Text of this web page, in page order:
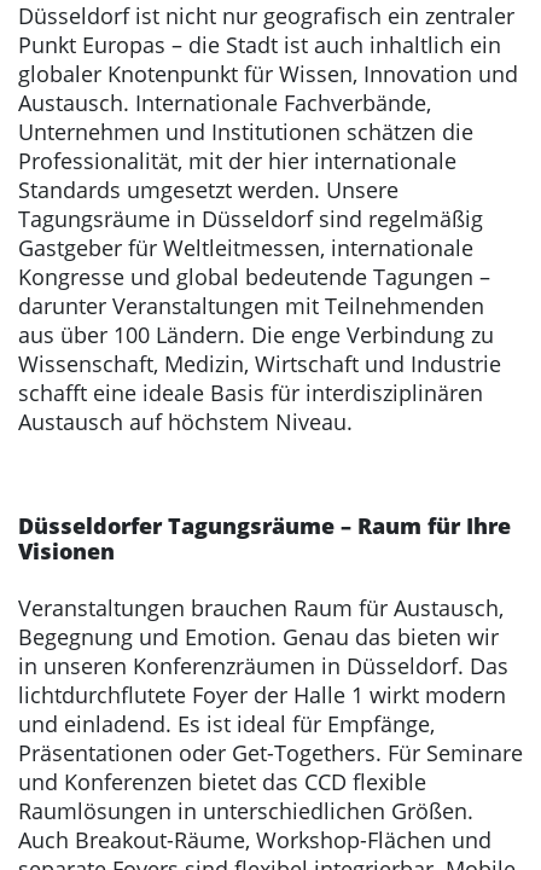
Düsseldorf ist nicht nur geografisch ein zentraler
Punkt Europas – die Stadt ist auch inhaltlich ein
globaler Knotenpunkt für Wissen, Innovation und
Austausch. Internationale Fachverbände,
Unternehmen und Institutionen schätzen die
Professionalität, mit der hier internationale
Standards umgesetzt werden. Unsere
Tagungsräume in Düsseldorf sind regelmäßig
Gastgeber für Weltleitmessen, internationale
Kongresse und global bedeutende Tagungen –
darunter Veranstaltungen mit Teilnehmenden
aus über 100 Ländern. Die enge Verbindung zu
Wissenschaft, Medizin, Wirtschaft und Industrie
schafft eine ideale Basis für interdisziplinären
Austausch auf höchstem Niveau.
Düsseldorfer Tagungsräume – Raum für Ihre
Visionen
Veranstaltungen brauchen Raum für Austausch,
Begegnung und Emotion. Genau das bieten wir
in unseren Konferenzräumen in Düsseldorf. Das
lichtdurchflutete Foyer der Halle 1 wirkt modern
und einladend. Es ist ideal für Empfänge,
Präsentationen oder Get-Togethers. Für Seminare
und Konferenzen bietet das CCD flexible
Raumlösungen in unterschiedlichen Größen.
Auch Breakout-Räume, Workshop-Flächen und